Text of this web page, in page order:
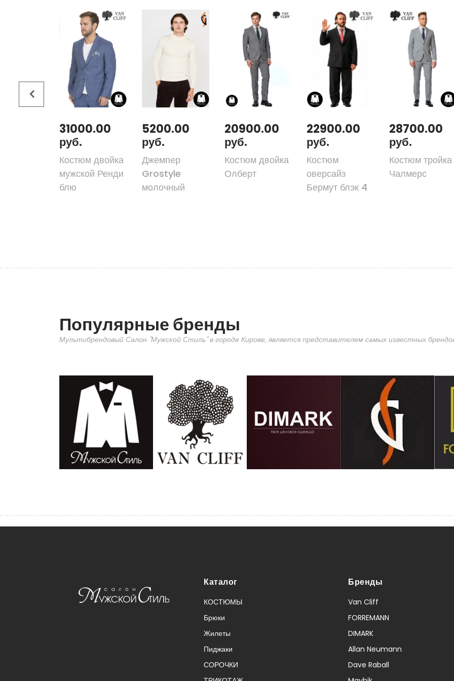
31000.00
руб.
Костюм двойка
мужской Ренди
блю
5200.00
руб.
Джемпер
Grostyle
молочный
20900.00
руб.
Костюм двойка
Олберт
22900.00
руб.
Костюм
оверсайз
Бермут блэк 4
28700.00
руб.
Костюм тройка
Чалмерс
Популярные бренды
Мультибрендовый Салон "Мужской Стиль" в городе Кирове, является представителем самых известных
Каталог
КОСТЮМЫ
Брюки
Жилеты
Пиджаки
СОРОЧКИ
Бренды
Van Cliff
FORREMANN
DIMARK
Allan Neumann
Dave Raball